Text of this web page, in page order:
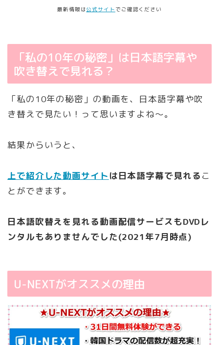
最新情報は公式サイト でご確認ください
「私の10年の秘密」は日本語字幕や
吹き替えで見れる？
「私の10年の秘密」の動画を、日本語字幕や吹
き替えで見たい！って思いますよね～。
結果からいうと、
上で紹介した動画サイトは日本語字幕で見れる こ
とができます。
日本語吹替えを見れる動画配信サービスもDVDレ
ンタルもありませんでした(2021年7月時点)
U-NEXTがオススメの理由